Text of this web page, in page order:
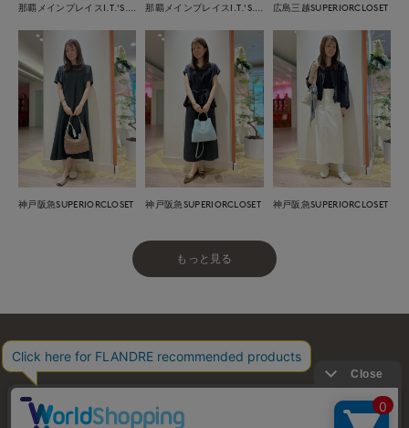
広島三越SUPERIORCLOSET
神戸阪急SUPERIORCLOSET 神戸阪急SUPERIORCLOSET 神戸阪急SUPERIORCLOSET
もっと見る
お問い合わせ 利用規約 プライバシーポリシー